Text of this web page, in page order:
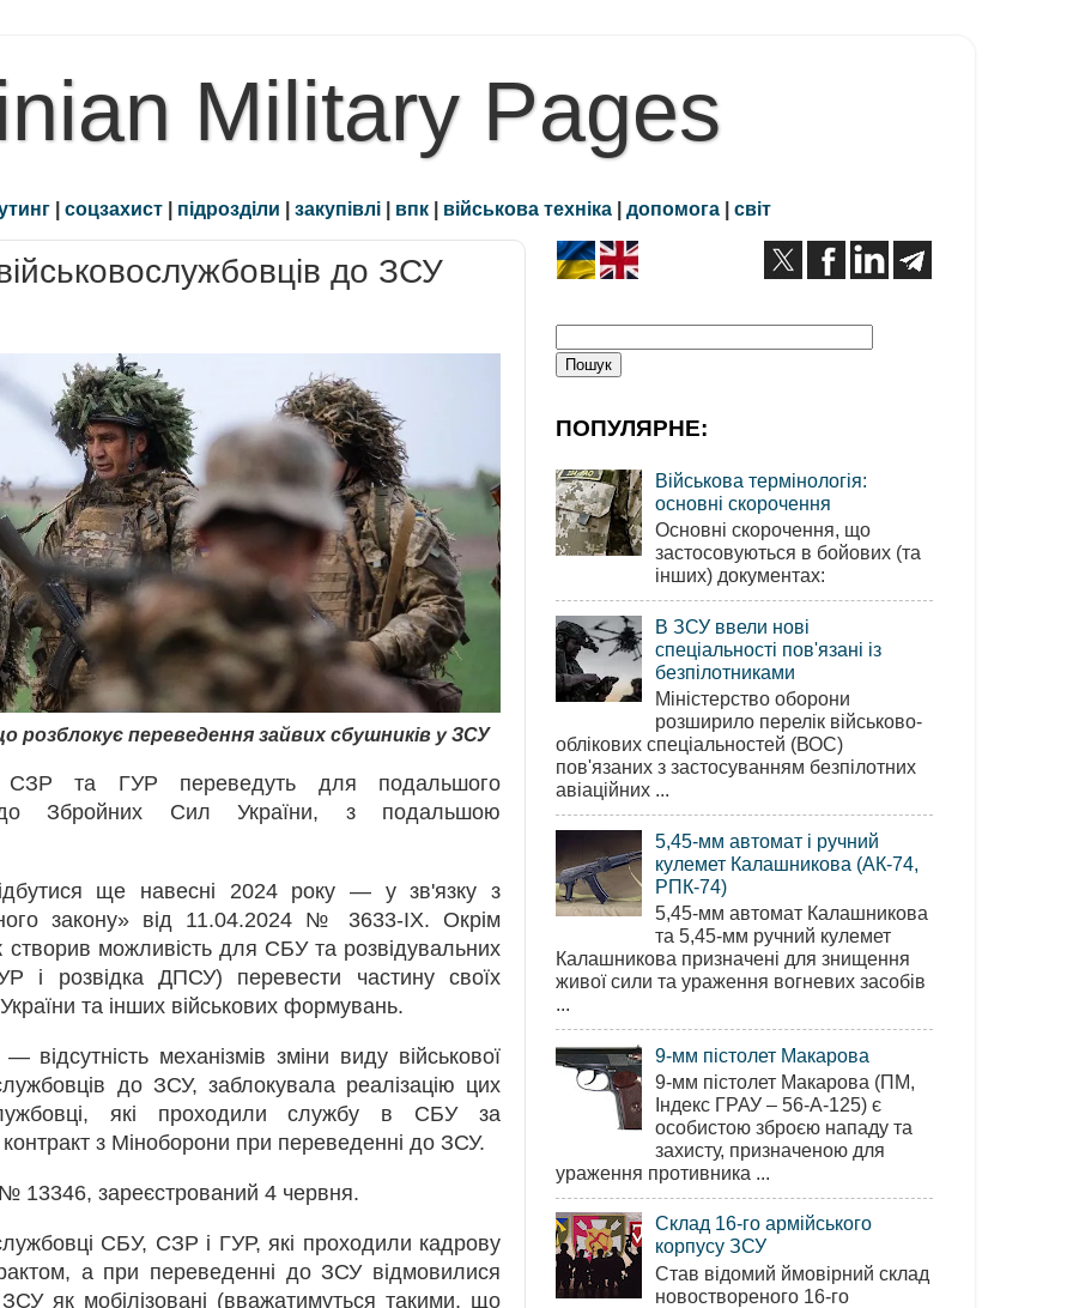
Military Pages
| соцзахист | підрозділи | закупівлі | впк | військова техніка | допомога | світ
до ЗСУ
розблокує переведення зайвих сбушників у ЗСУ
СЗР та ГУР переведуть для подальшого
до Збройних Сил України, з подальшою
ще навесні 2024 року — у зв'язку з
закону» від 11.04.2024 № 3633-ІХ. Окрім
створив можливість для СБУ та розвідувальних
і розвідка ДПСУ) перевести частину своїх
та інших військових формувань.
механізмів зміни виду військової
до ЗСУ, заблокувала реалізацію цих
які проходили службу в СБУ за
з Міноборони при переведенні до ЗСУ.
13346, зареєстрований 4 червня.
СБУ, СЗР і ГУР, які проходили кадрову
а при переведенні до ЗСУ відмовилися
як мобілізовані (вважатимуться такими, що
ПОПУЛЯРНЕ:
Військова термінологія:
основні скорочення
Основні скорочення, що
застосовуються в бойових (та
інших) документах:
В ЗСУ ввели нові
спеціальності пов'язані із
безпілотниками
Міністерство оборони
розширило перелік військово-
облікових спеціальностей (ВОС)
пов'язаних з застосуванням безпілотних
авіаційних ...
5,45-мм автомат і ручний
кулемет Калашникова (АК-74,
РПК-74)
5,45-мм автомат Калашникова
та 5,45-мм ручний кулемет
Калашникова призначені для знищення
живої сили та ураження вогневих засобів
...
9-мм пістолет Макарова
9-мм пістолет Макарова (ПМ,
Індекс ГРАУ – 56-А-125) є
особистою зброєю нападу та
захисту, призначеною для
ураження противника ...
Склад 16-го армійського
корпусу ЗСУ
Став відомий ймовірний склад
новоствореного 16-го